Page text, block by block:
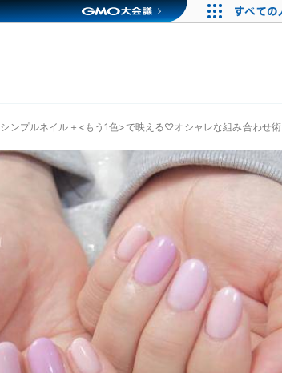
シンプルネイル＋<もう1色>で映える♡オシャレな組み合わせ術